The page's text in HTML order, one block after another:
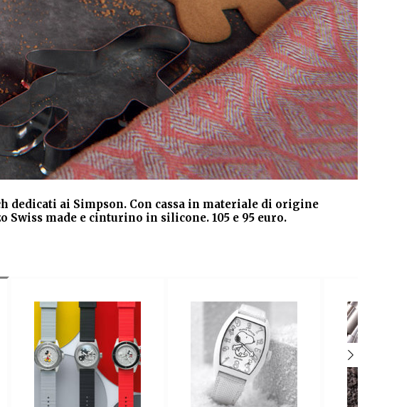
dedicati ai Simpson. Con cassa in materiale di origine
made e cinturino in silicone. 105 e 95 euro.